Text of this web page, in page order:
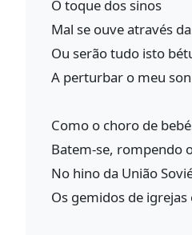
O toque dos sinos
Mal se ouve através
Ou serão tudo isto
A perturbar o meu
Como o choro de
Batem-se, rompendo
No hino da União
Os gemidos de